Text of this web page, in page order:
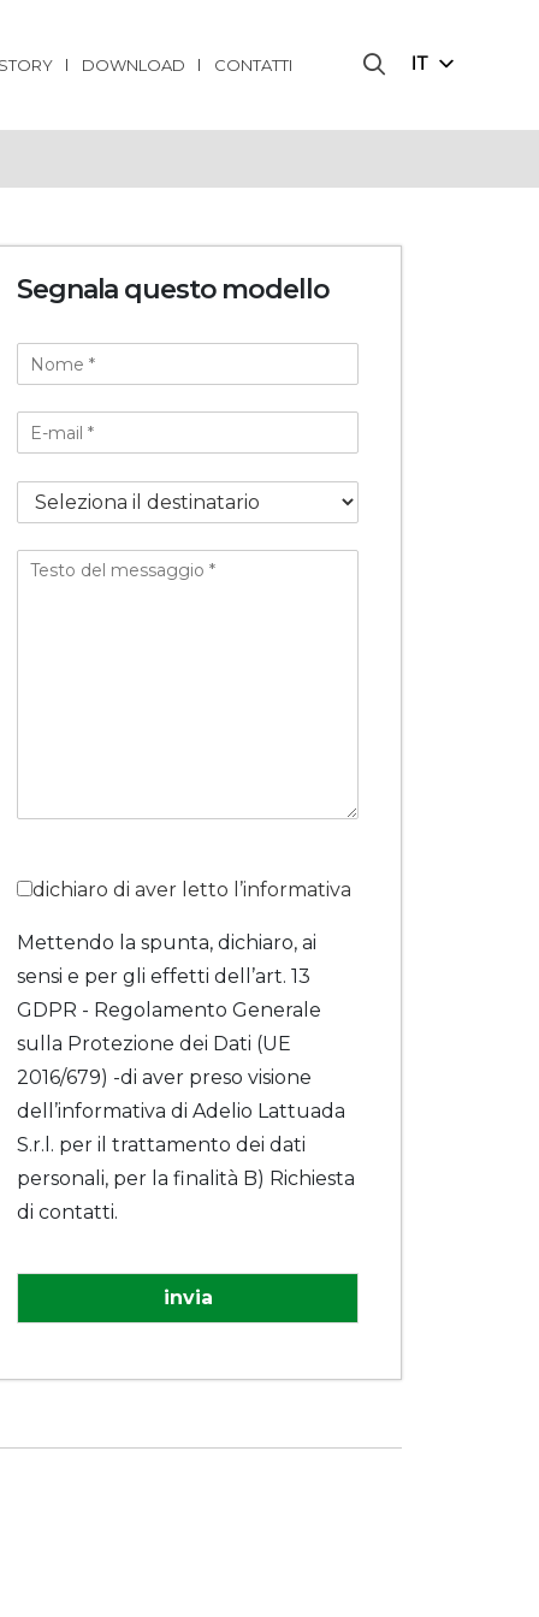
DOWNLOAD CONTATTI IT
Segnala questo modello
dichiaro di aver letto l’informativa
Mettendo la spunta, dichiaro, ai
sensi e per gli effetti dell’art. 13
GDPR - Regolamento Generale
sulla Protezione dei Dati (UE
2016/679) -di aver preso visione
dell’informativa di Adelio Lattuada
S.r.l. per il trattamento dei dati
personali, per la finalità B) Richiesta
di contatti.